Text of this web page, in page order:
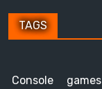
TAGS
Console games